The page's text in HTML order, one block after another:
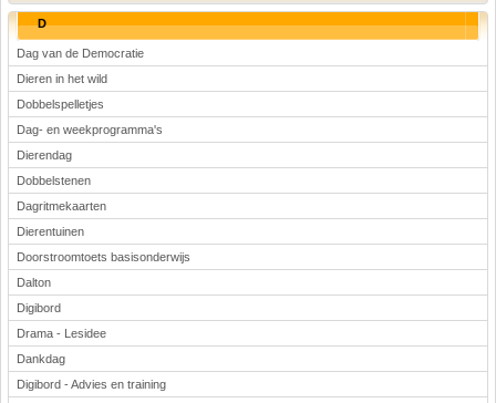
D
Dag van de Democratie
Dieren in het wild
Dobbelspelletjes
Dag- en weekprogramma's
Dierendag
Dobbelstenen
Dagritmekaarten
Dierentuinen
Doorstroomtoets basisonderwijs
Dalton
Digibord
Drama - Lesidee
Dankdag
Digibord - Advies en training